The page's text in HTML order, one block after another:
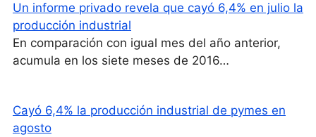
Un informe privado revela que cayó 6,4% en julio la
producción industrial
En comparación con igual mes del año anterior,
acumula en los siete meses de 2016…
Cayó 6,4% la producción industrial de pymes en
agosto